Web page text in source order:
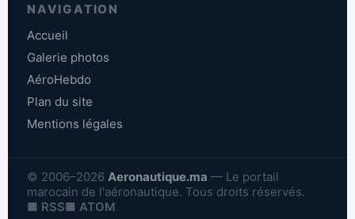
NAVIGATION
Accueil
Galerie photos
AéroHebdo
Plan du site
Mentions légales
© 2006–2026 Aeronautique.ma — Le portail
marocain de l'aéronautique. Tous droits réservés.
■ RSS■ ATOM